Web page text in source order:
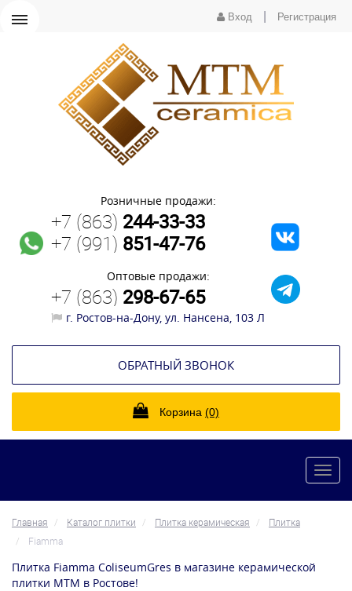
Вход Регистрация
Розничные продажи:
+7 (863) 244-33-33
+7 (991) 851-47-76
Оптовые продажи:
+7 (863) 298-67-65
г. Ростов-на-Дону, ул. Нансена, 103 Л
ОБРАТНЫЙ ЗВОНОК
Корзина (0)
Главная Каталог плитки Плитка керамическая
Плитка
Fiamma
Плитка Fiamma ColiseumGres в магазине керамической
плитки МТМ в Ростове!